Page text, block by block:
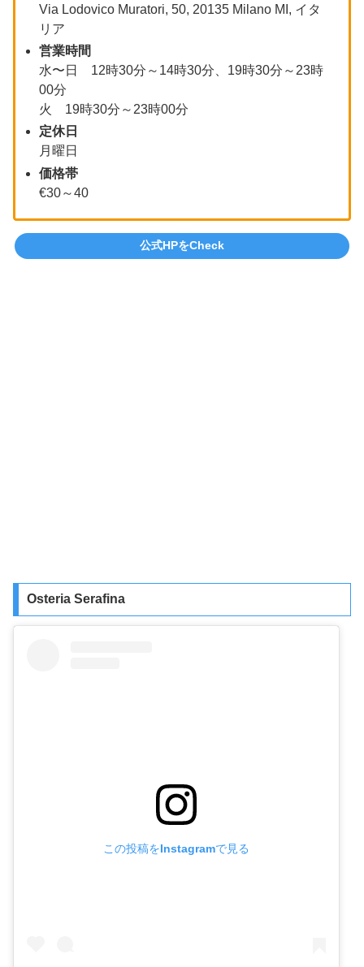
Via Lodovico Muratori, 50, 20135 Milano MI, イタ
リア
営業時間
水〜日 12時30分～14時30分、19時30分～23時
00分
火 19時30分～23時00分
定休日
月曜日
価格帯
€30～40
公式HPをCheck
Osteria Serafina
この投稿をInstagramで見る